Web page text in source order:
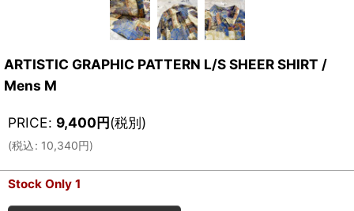
ARTISTIC GRAPHIC PATTERN L/S SHEER SHIRT /
Mens M
PRICE: 9,400円(税別)
(税込: 10,340円)
Stock Only 1